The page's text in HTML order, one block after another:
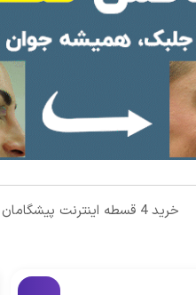
خرید 4 قسطه اینترنت پیشگامان ☎️ بدون نیاز به تلفن